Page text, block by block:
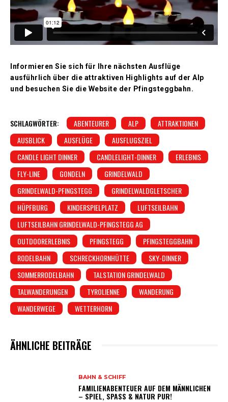
Informieren Sie sich für Ihre nächsten Ausflüge
ausführlich über die attraktiven Highlights auf der Alp
und besuchen Sie die Website der Pfingsteggbahn.
SCHLAGWÖRTER: ABENTEURER ALP
ATTRAKTIONEN
AUSBLICK
AUSFLÜGE
AUSFLUGSZIEL
CANDLE LIGHT DINNER
CANDLELIGHT-DINNER
ERLEBNIS
FLY-LINE
GONDELN
GRINDELWALD
GRINDELWALD-PFINGSTEGG
GRINDELWALDGLETSCHER
HÜPFBURG
KINDERSPIELPLATZ
LUFTSEILBAHN
LUFTSEILBAHN GRINDELWALD-PFINGSTEGG AG
OUTDOORERLEBNIS
PFINGSTEGG
PFINGSTEGGBAHN
RODELBAHN
SCHRECKHORNHÜTTE
SKY-DINNER
SOMMERRODELBAHN
TALSTATION GRINDELWALD
TALWANDERUNGEN
TYROLIENNE
WANDERUNG
WANDERWEGE
WETTERHORN
ÄHNLICHE BEITRÄGE
BAHN & SCHIFF
FAMILIENABENTEUER AUF DEM MÄNNLICHEN
– SPIEL, SPASS & NATUR PUR!